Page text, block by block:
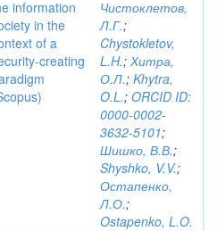
information
in the
of a
creating
Чистоклетов,
Л.Г.;
Chystokletov,
L.H.; Хитра,
О.Л.; Khytra,
O.L.; ORCID ID:
0000-0002-
3632-5101;
Шишко, В.В.;
Shyshko, V.V.;
Остапенко,
Л.О.;
Ostapenko, L.O.